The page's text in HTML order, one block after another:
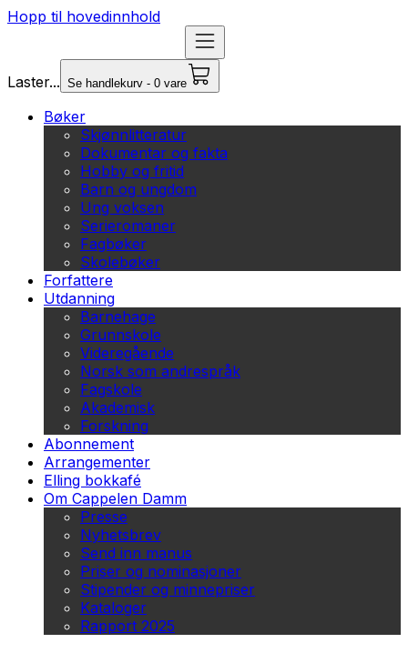
Hopp til hovedinnhold
Laster... Se handlekurv - 0 vare
Bøker
Skjønnlitteratur
Dokumentar og fakta
Hobby og fritid
Barn og ungdom
Ung voksen
Serieromaner
Fagbøker
Skolebøker
Forfattere
Utdanning
Barnehage
Grunnskole
Videregående
Norsk som andrespråk
Fagskole
Akademisk
Forskning
Abonnement
Arrangementer
Elling bokkafé
Om Cappelen Damm
Presse
Nyhetsbrev
Send inn manus
Priser og nominasjoner
Stipender og minnepriser
Kataloger
Rapport 2025